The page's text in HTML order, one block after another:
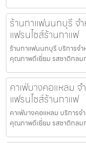
ร้านกาแฟนนทบุรี จ
แฟรนไชส์ร้านกาแฟ
ร้านกาแฟนนทบุรี บริการจ
คุณภาพดีเยี่ยม รสชาติกลม
คาเฟ่บางคอแหลม
แฟรนไชส์ร้านกาแฟ
คาเฟ่บางคอแหลม บริการจ
คุณภาพดีเยี่ยม รสชาติกลม